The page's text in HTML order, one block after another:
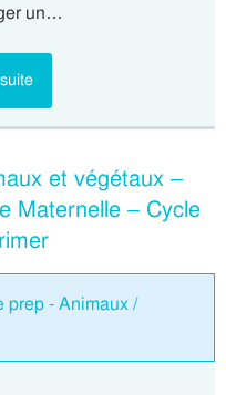
un…
et végétaux –
Maternelle – Cycle
prep - Animaux /